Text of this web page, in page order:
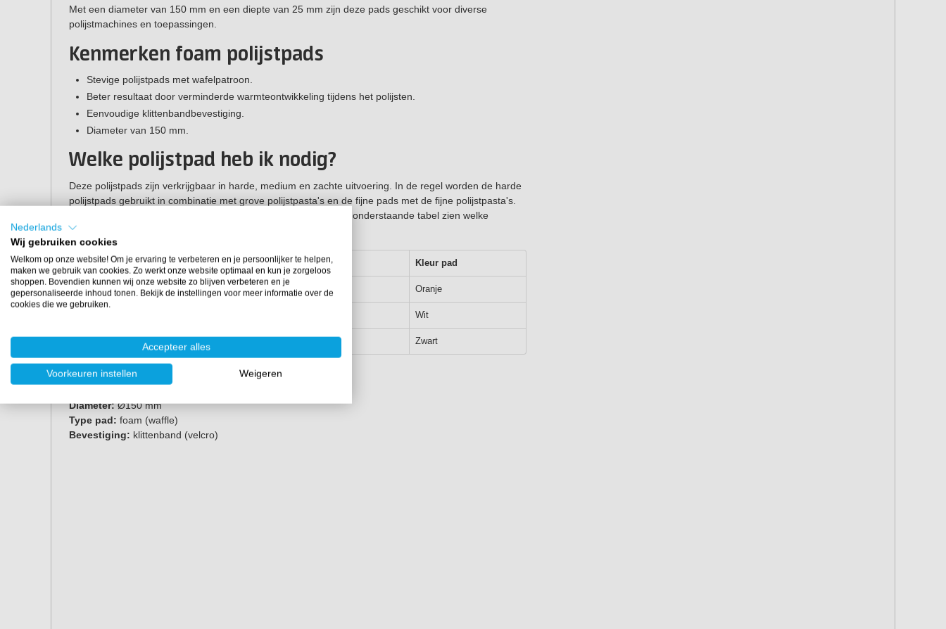
Met een diameter van 150 mm en een diepte van 25 mm zijn deze pads geschikt voor diverse
polijstmachines en toepassingen.
Kenmerken foam polijstpads
Stevige polijstpads met wafelpatroon.
Beter resultaat door verminderde warmteontwikkeling tijdens het polijsten.
Eenvoudige klittenbandbevestiging.
Diameter van 150 mm.
Welke polijstpad heb ik nodig?
Deze polijstpads zijn verkrijgbaar in harde, medium en zachte uitvoering. In de regel worden de harde
polijstpads gebruikt in combinatie met grove polijstpasta's en de fijne pads met de fijne polijstpasta's.
Om je te helpen met het maken van de juiste keus, kun je in de onderstaande tabel zien welke
polijstspons je nodig hebt voor de polijstpasta die jij gebruikt!
Polijstmiddel Polijstpad Kleur pad
Grof Hard Oranje
Wit
Zwart
Eigenschappen
Diameter:Ø150 mm
Type pad: foam (waffle)
Bevestiging: klittenband (velcro)
Nederlands
Wij gebruiken cookies
Welkom op onze website! Om je ervaring te verbeteren en je persoonlijker te helpen,
maken we gebruik van cookies. Zo werkt onze website optimaal en kun je zorgeloos
shoppen. Bovendien kunnen wij onze website zo blijven verbeteren en je
gepersonaliseerde inhoud tonen. Bekijk de instellingen voor meer informatie over de
cookies die we gebruiken.
Accepteer alles
Voorkeuren instellen Weigeren